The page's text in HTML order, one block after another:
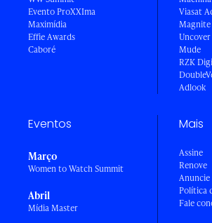
Evento ProXXIma
Maximídia
Effie Awards
Caboré
Viasat
Magnite
Uncover
Mude
RZK
Adlook
Eventos
Março
Women to Watch Summit
Abril
Mídia Master
Mais
Assine
Renove
Anuncie
Política
Fale